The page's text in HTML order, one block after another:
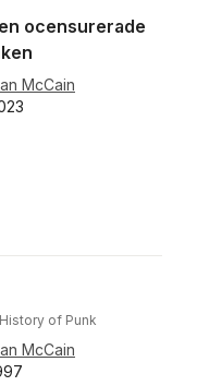
ocensurerade
McCain
antal röster:
of Punk
McCain